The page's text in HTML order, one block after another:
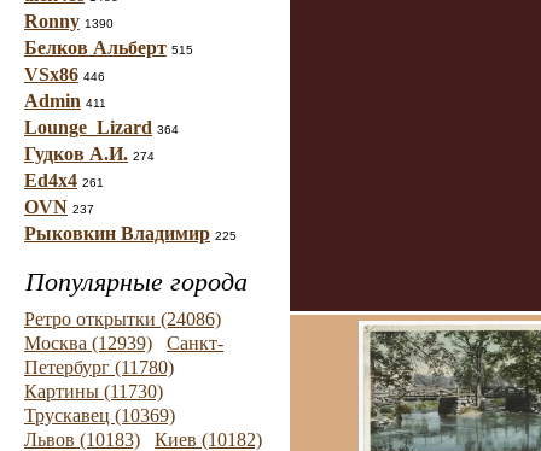
Ronny 1390
Белков Альберт 515
VSx86 446
Admin 411
Lounge_Lizard 364
Гудков А.И. 274
Ed4x4 261
OVN 237
Рыковкин Владимир 225
Популярные города
Ретро открытки (24086)
Москва (12939)
Санкт-
Петербург (11780)
Картины (11730)
Трускавец (10369)
Львов (10183)
Киев (10182)